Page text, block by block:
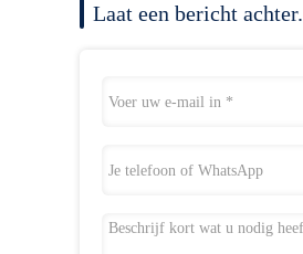
Laat een bericht achter.